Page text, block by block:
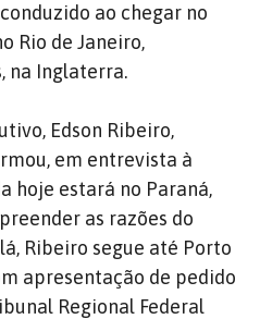
ao chegar no
Rio de Janeiro,
na Inglaterra.
Edson Ribeiro,
em entrevista à
hoje estará no Paraná,
as razões do
Ribeiro segue até Porto
apresentação de pedido
Regional Federal